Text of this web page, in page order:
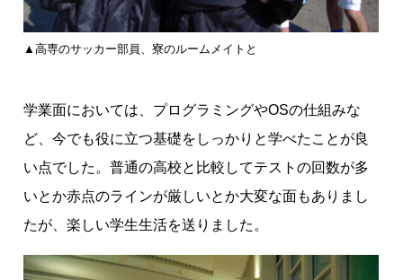
▲高専のサッカー部員、寮のルームメイトと
学業面においては、プログラミングやOSの仕組みな
ど、今でも役に立つ基礎をしっかりと学べたことが良
い点でした。普通の高校と比較してテストの回数が多
いとか赤点のラインが厳しいとか大変な面もありまし
たが、楽しい学生生活を送りました。